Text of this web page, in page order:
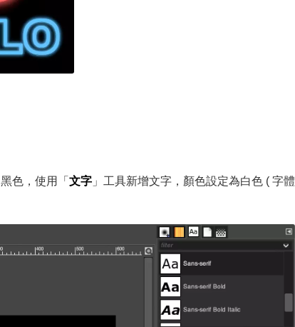
色，使用「 文字」工具新增文字，顏色設定為白色 ( 字體